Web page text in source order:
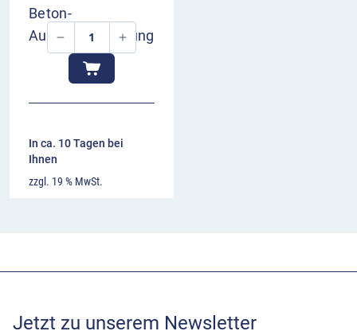
Beton-
Aufstellvorrichtung
In ca. 10 Tagen bei
Ihnen
zzgl. 19 % MwSt.
Jetzt zu unserem Newsletter